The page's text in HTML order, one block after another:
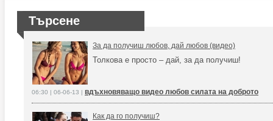
Търсене
За да получиш любов, дай любов (видео)
Толкова е просто – дай, за да получиш!
06:30 | 06-06-13 | вдъхновяващо видео любов силата на доброто
Как да го получиш?